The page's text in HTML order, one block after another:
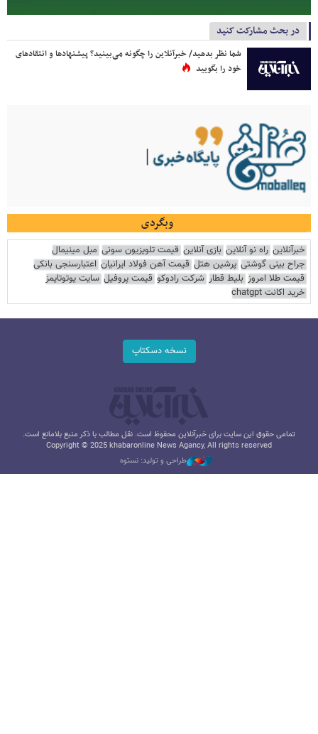
در بحث مشارکت کنید
شما نظر بدهید/ خبرآنلاین را چگونه می‌بینید؟ پیشنهادها و انتقادهای
خود را بگویید
وبگردی
خبرآنلاین راه نو آنلاین بازی آنلاین قیمت تلویزیون سونی مبل مینیمال
جراح بینی گوشتی پرشین هتل قیمت آهن فولاد ایرانیان اعتبارسنجی بانکی
قیمت طلا امروز بلیط قطار شرکت رادوکو قیمت پروفیل سایت یوتوتایمز
خرید اکانت chatgpt
نسخه دسکتاپ
تمامی حقوق این سایت برای خبرآنلاین محفوظ است. نقل مطالب با ذکر منبع بلامانع است.
Copyright © 2025 khabaronline News Agancy, All rights reserved
طراحی و تولید: نستوه